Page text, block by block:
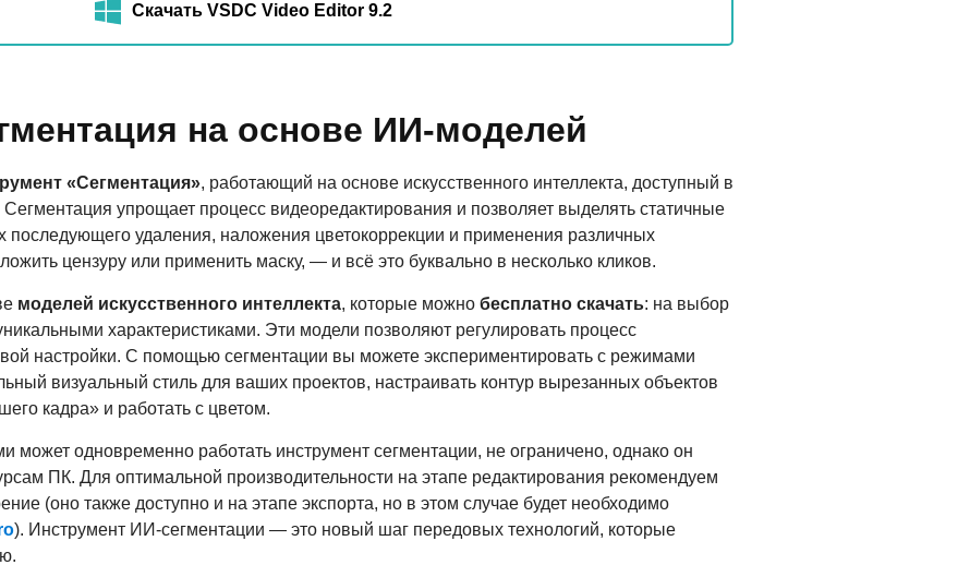
Скачать VSDC Video Editor 9.2
на основе ИИ-моделей
«Сегментация», работающий на основе искусственного интеллекта, доступный в
упрощает процесс видеоредактирования и позволяет выделять статичные
последующего удаления, наложения цветокоррекции и применения различных
цензуру или применить маску, — и всё это буквально в несколько кликов.
моделей искусственного интеллекта, которые можно бесплатно скачать: на выбор
характеристиками. Эти модели позволяют регулировать процесс
настройки. С помощью сегментации вы можете экспериментировать с режимами
визуальный стиль для ваших проектов, настраивать контур вырезанных объектов
кадра» и работать с цветом.
может одновременно работать инструмент сегментации, не ограничено, однако он
ПК. Для оптимальной производительности на этапе редактирования рекомендуем
(оно также доступно и на этапе экспорта, но в этом случае будет необходимо
). Инструмент ИИ-сегментации — это новый шаг передовых технологий, которые